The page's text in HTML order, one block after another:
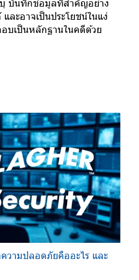
บุ บันทึกข้อมูลที่สำคัญอย่าง
ละอาจเป็นประโยชน์ในแง่
บเป็นหลักฐานในคดีด้วย
ความปลอดภัยคืออะไร และ